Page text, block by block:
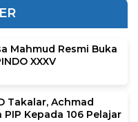
Mahmud Resmi Buka
XXXV
Takalar, Achmad
PIP Kepada 106 Pelajar